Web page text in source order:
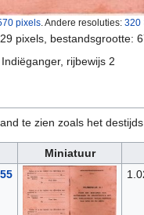
pixels Andere resoluties: 320
pixels, bestandsgrootte:
rijbewijs 2
te zien zoals het destijds
Miniatuur